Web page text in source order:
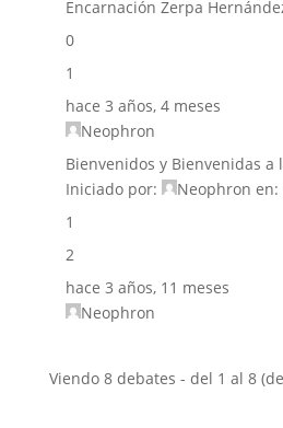
Encarnación Zerpa
0
1
hace 3 años, 4 meses
Neophron
Bienvenidos y Bienvenidas a
Iniciado por:
Neophron en:
1
2
hace 3 años, 11 meses
Neophron
Viendo 8 debates - del 1 al 8